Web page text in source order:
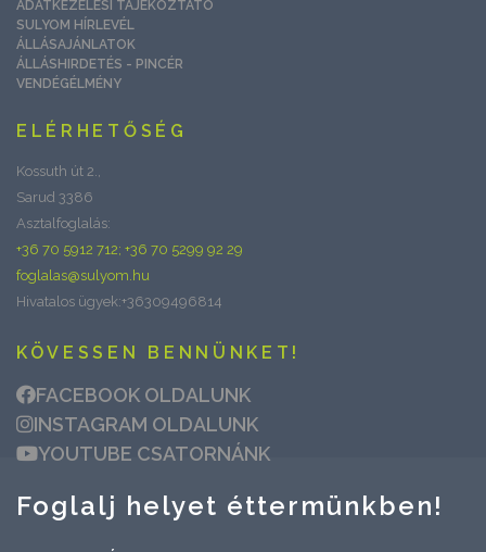
ADATKEZELÉSI TÁJÉKOZTATÓ
SULYOM HÍRLEVÉL
ÁLLÁSAJÁNLATOK
ÁLLÁSHIRDETÉS - PINCÉR
VENDÉGÉLMÉNY
ELÉRHETŐSÉG
Kossuth út 2.,
Sarud 3386
Asztalfoglalás:
+36 70 5912 712; +36 70 5299 92 29
foglalas@sulyom.hu
Hivatalos ügyek:+36309496814
KÖVESSEN BENNÜNKET!
FACEBOOK OLDALUNK
INSTAGRAM OLDALUNK
YOUTUBE CSATORNÁNK
Foglalj helyet éttermünkben!